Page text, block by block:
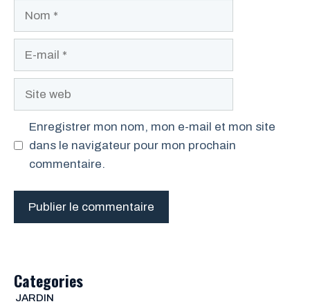
Enregistrer mon nom, mon e-mail et mon site
dans le navigateur pour mon prochain
commentaire.
Categories
JARDIN